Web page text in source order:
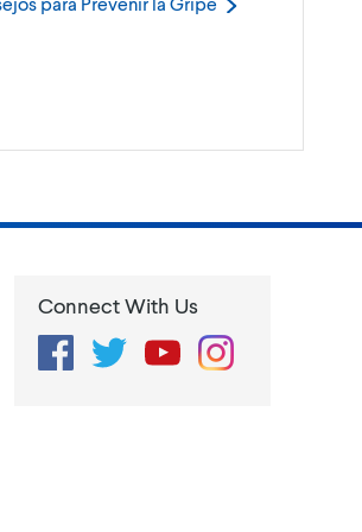
Connect With Us
FacebookTwitterYouTubeInstagram